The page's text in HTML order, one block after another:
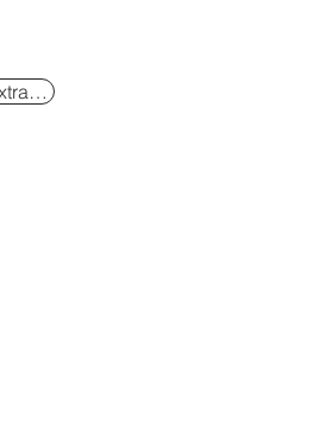
Renunciar a clases extracurriculares